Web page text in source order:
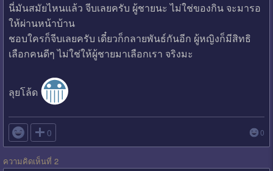
นี่มันสมัยไหนแล้ว จีบเลยครับ ผู้ชายนะ ไม่ใช่ของกิน จะมารอ
ให้ผ่านหน้าบ้าน
ชอบใครก็จีบเลยครับ เดี๋ยวก็กลายพันธ์กันอีก ผู้หญิงก็มีสิทธิ
เลือกคนดีๆ ไม่ใช่ให้ผู้ชายมาเลือกเรา จริงมะ
ลุยโล้ด
 0 0
ความคิดเห็นที่ 2